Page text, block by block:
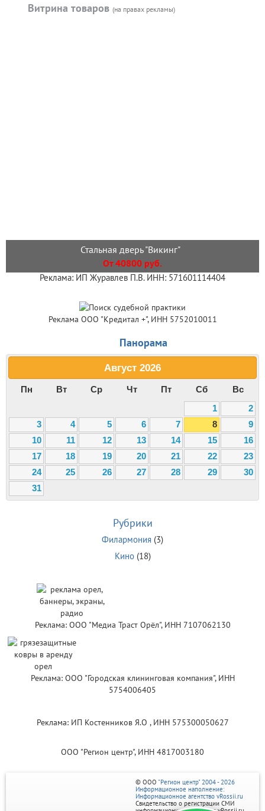
Витрина товаров (на правах рекламы)
Стальная дверь "Викинг"
От 40800 руб.
Реклама: ИП Журавлев П.В. ИНН: 571601114404
Реклама ООО "Кредитал +", ИНН 5752010011
Панорама
Август 2026
Пн Вт Ср Чт Пт Сб
Вс
1
2
3
4 5 6 7 8
9
10
11 12 13 14 15
16
17
18 19 20 21 22
23
24
25 26 27 28 29
30
31
Рубрики
Филармония (3)
Кино(18)
Реклама: ООО "Медиа Траст Орёл", ИНН 7107062130
Реклама: ООО "Городская клининговая компания", ИНН
5754006405
Реклама: ИП Костенников Я.О , ИНН 575300050627
ООО "Регион центр", ИНН 4817003180
© ООО "Регион центр" 2004 - 2026
Информационное наполнение:
Информационное агентство vRossii.ru
Свидетельство о регистрации СМИ